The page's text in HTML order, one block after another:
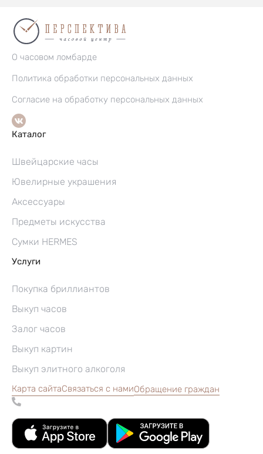
О часовом ломбарде
Политика обработки персональных данных
Согласие на обработку персональных данных
Каталог
Швейцарские часы
Ювелирные украшения
Аксессуары
Предметы искусства
Сумки HERMES
Услуги
Покупка бриллиантов
Выкуп часов
Залог часов
Выкуп картин
Выкуп элитного алкоголя
Карта сайтаСвязаться с намиОбращение граждан